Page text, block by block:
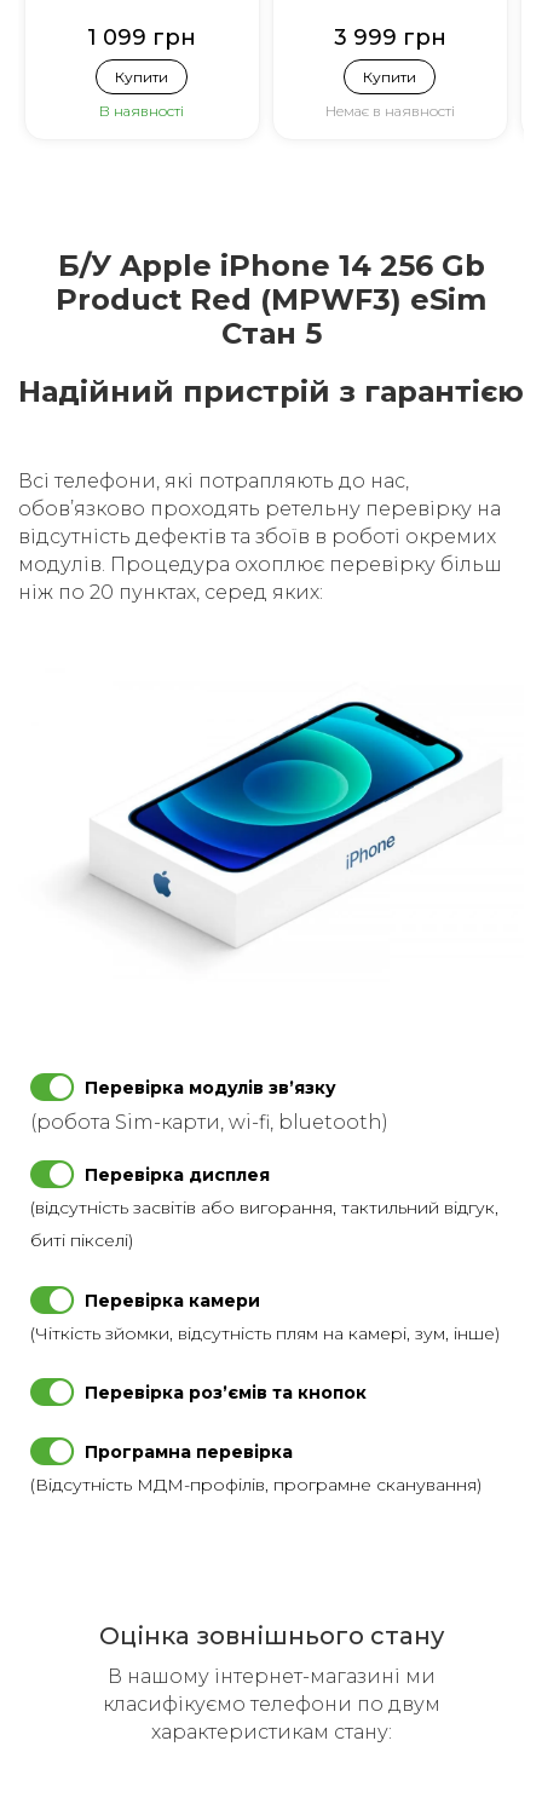
1 099 грн
Купити
В наявності
3 999 грн
Купити
Немає в наявності
Б/У Apple iPhone 14 256 Gb
Product Red (MPWF3) eSim
Стан 5
Надійний пристрій з гарантією
Всі телефони, які потрапляють до нас,
обовʼязково проходять ретельну перевірку на
відсутність дефектів та збоїв в роботі окремих
модулів. Процедура охоплює перевірку більш
ніж по 20 пунктах, серед яких:
Перевірка модулів звʼязку
(робота Sim-карти, wi-fi, bluetooth)
Перевірка дисплея
(відсутність засвітів або вигорання, тактильний відгук,
биті пікселі)
Перевірка камери
(Чіткість зйомки, відсутність плям на камері, зум, інше)
Перевірка розʼємів та кнопок
Програмна перевірка
(Відсутність МДМ-профілів, програмне сканування)
Оцінка зовнішнього стану
В нашому інтернет-магазині ми
класифікуємо телефони по двум
характеристикам стану: